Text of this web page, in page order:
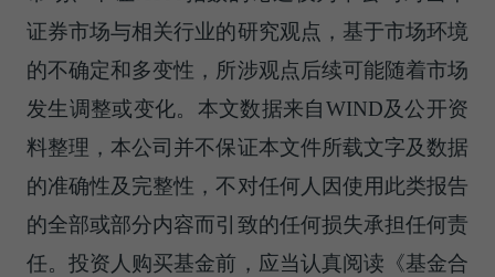
证券市场与相关行业的研究观点，基于市场环境
的不确定和多变性，所涉观点后续可能随着市场
发生调整或变化。本文数据来自WIND及公开资
料整理，本公司并不保证本文件所载文字及数据
的准确性及完整性，不对任何人因使用此类报告
的全部或部分内容而引致的任何损失承担任何责
任。投资人购买基金前，应当认真阅读《基金合